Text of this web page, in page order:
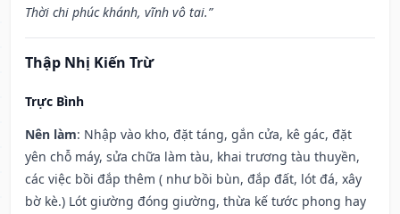
Thời chi phúc khánh, vĩnh vô tai.”
Thập Nhị Kiến Trừ
Trực Bình
Nên làm: Nhập vào kho, đặt táng, gắn cửa, kê gác, đặt
yên chỗ máy, sửa chữa làm tàu, khai trương tàu thuyền,
các việc bồi đắp thêm ( như bồi bùn, đắp đất, lót đá, xây
bờ kè.) Lót giường đóng giường, thừa kế tước phong hay